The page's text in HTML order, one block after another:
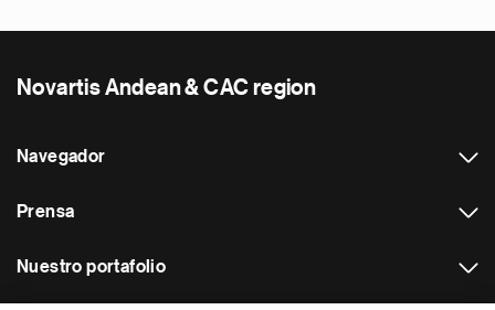
Novartis Andean & CAC region
Navegador
Prensa
Nuestro portafolio